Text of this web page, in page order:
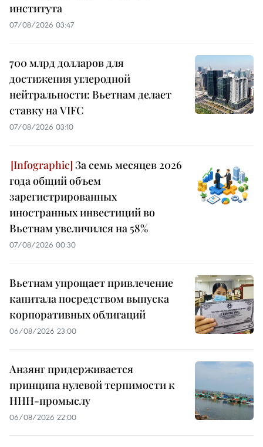
института
07/08/2026 03:47
700 млрд долларов для
достижения углеродной
нейтральности: Вьетнам делает
ставку на VIFC
07/08/2026 03:10
За семь месяцев 2026
года общий объем
зарегистрированных
иностранных инвестиций во
Вьетнам увеличился на 58%
07/08/2026 00:30
Вьетнам упрощает привлечение
капитала посредством выпуска
корпоративных облигаций
06/08/2026 23:00
Анзянг придерживается
принципа нулевой терпимости к
ННН-промыслу
06/08/2026 22:00